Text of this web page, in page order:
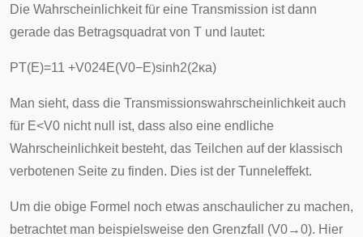
Die Wahrscheinlichkeit für eine Transmission ist dann
gerade das Betragsquadrat von T und lautet:
PT(E)=11 +V024E(V0−E)sinh2(2κa)
Man sieht, dass die Transmissionswahrscheinlichkeit auch
für E<V0 nicht null ist, dass also eine endliche
Wahrscheinlichkeit besteht, das Teilchen auf der klassisch
verbotenen Seite zu finden. Dies ist der Tunneleffekt.
Um die obige Formel noch etwas anschaulicher zu machen,
betrachtet man beispielsweise den Grenzfall (V0→0). Hier